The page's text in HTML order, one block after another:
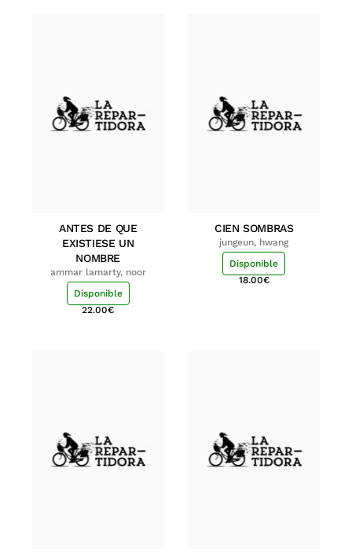
ANTES DE QUE
EXISTIESE UN
NOMBRE
ammar lamarty, noor
Disponible
22.00€
CIEN SOMBRAS
jungeun, hwang
Disponible
18.00€